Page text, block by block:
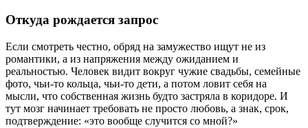
Откуда рождается запрос
Если смотреть честно, обряд на замужество ищут не из
романтики, а из напряжения между ожиданием и
реальностью. Человек видит вокруг чужие свадьбы, семейные
фото, чьи-то кольца, чьи-то дети, а потом ловит себя на
мысли, что собственная жизнь будто застряла в коридоре. И
тут мозг начинает требовать не просто любовь, а знак, срок,
подтверждение: «это вообще случится со мной?»